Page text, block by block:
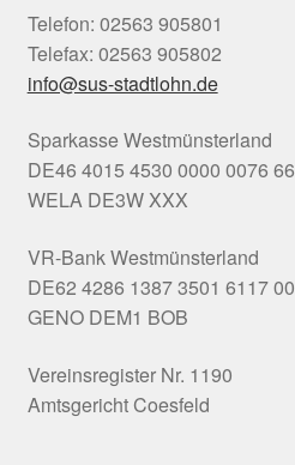
Telefon: 02563 905801
Telefax: 02563 905802
info@sus-stadtlohn.de
Sparkasse Westmünsterland
DE46 4015 4530 0000 0076 66
WELA DE3W XXX
VR-Bank Westmünsterland
DE62 4286 1387 3501 6117 00
GENO DEM1 BOB
Vereinsregister Nr. 1190
Amtsgericht Coesfeld